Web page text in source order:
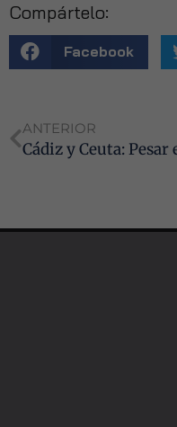
Compártelo:
Facebook
ANTERIOR